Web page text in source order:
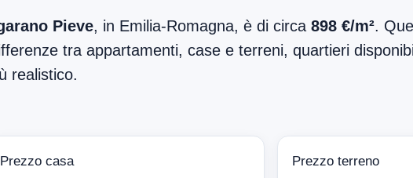
Pieve, in Emilia-Romagna, è di circa 898 €/m².
tra appartamenti, case e terreni, quartieri
realistico.
Prezzo casa Prezzo terreno